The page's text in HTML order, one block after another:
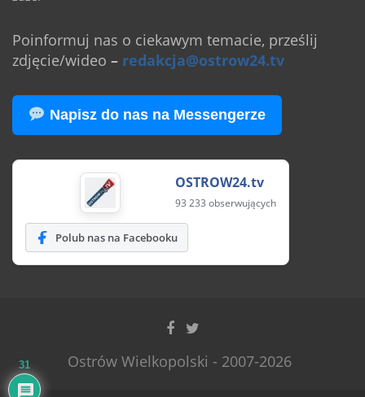
Poinformuj nas o ciekawym temacie, prześlij
zdjęcie/wideo – redakcja@ostrow24.tv
Napisz do nas na Messengerze
OSTROW24.tv
93 233 obserwujących
Polub nas na Facebooku
Ostrów Wielkopolski - 2007-2026
31